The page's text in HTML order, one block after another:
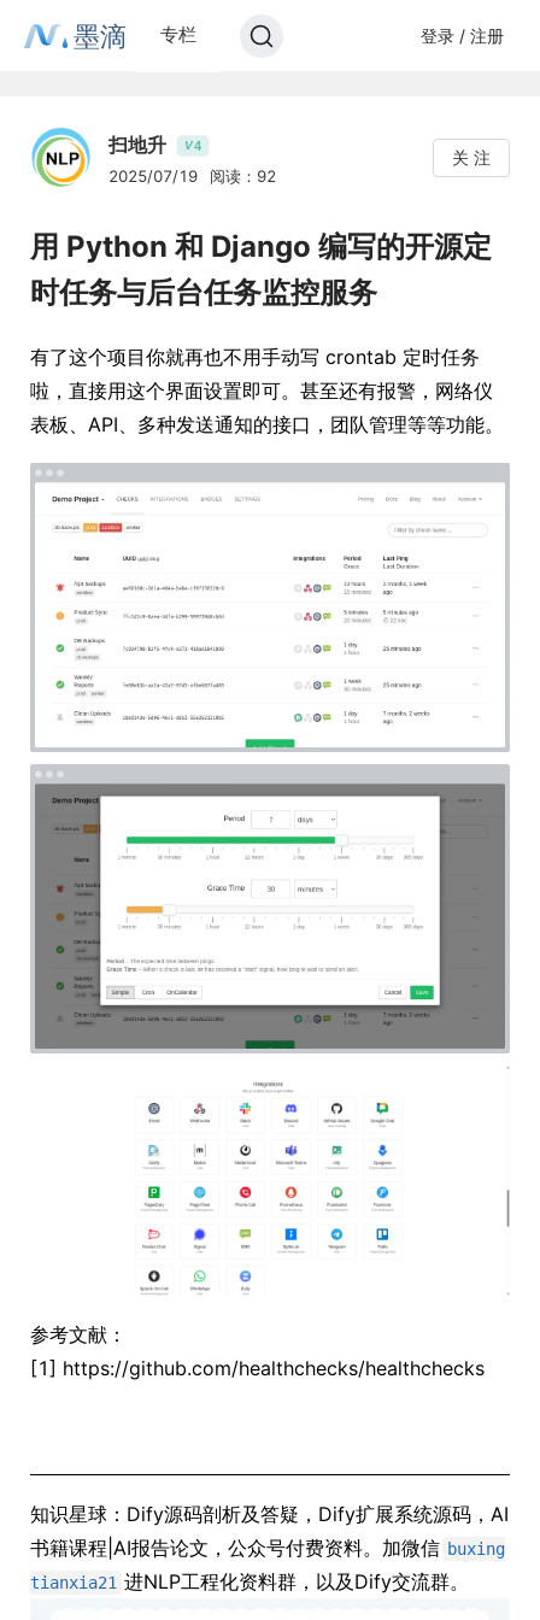
墨滴 专栏 登录 / 注册
扫地升 V4
2025/07/19 阅读：92
关 注
用 Python 和 Django 编写的开源定
时任务与后台任务监控服务
有了这个项目你就再也不用手动写 crontab 定时任务
啦，直接用这个界面设置即可。甚至还有报警，网络仪
表板、API、多种发送通知的接口，团队管理等等功能。
参考文献：
[1] https://github.com/healthchecks/healthchecks
知识星球：Dify源码剖析及答疑，Dify扩展系统源码，AI
书籍课程|AI报告论文，公众号付费资料。加微信 buxing
tianxia21 进NLP工程化资料群，以及Dify交流群。